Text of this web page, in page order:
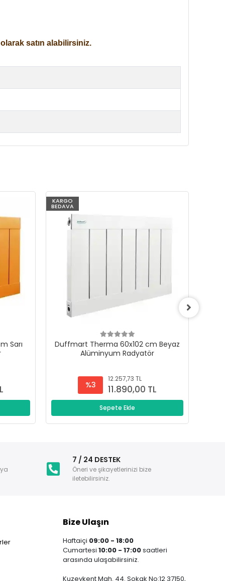
satın alabilirsiniz.
Sarı
KARGO
BEDAVA
Duffmart Therma 60x102 cm Beyaz
Alüminyum Radyatör
%3
12.257,73 TL
11.890,00 TL
Sepete Ekle
7 / 24 DESTEK
Öneri ve şikayetlerinizi bize
iletebilirsiniz.
Bize Ulaşın
Haftaiçi 09:00 - 18:00
Cumartesi 10:00 - 17:00saatleri
arasında ulaşabilirsiniz.
Kuzeykent Mah. 44. Sokak No:12 37150,